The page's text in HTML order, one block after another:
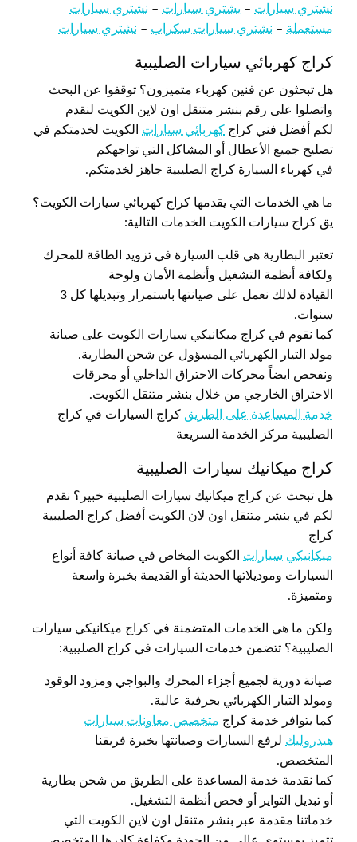
نشتري سيارات – يشتري سيارات – نشتري سيارات
مستعملة – نشتري سيارات سكراب – نشتري سيارات
كراج كهربائي سيارات الصليبية
هل تبحثون عن فنين كهرباء متميزون؟ توقفوا عن البحث
واتصلوا على رقم بنشر متنقل اون لاين الكويت لنقدم
لكم أفضل فني كراج كهربائي سيارات الكويت لخدمتكم في
تصليح جميع الأعطال أو المشاكل التي تواجهكم
في كهرباء السيارة كراج الصليبية جاهز لخدمتكم.
ما هي الخدمات التي يقدمها كراج كهربائي سيارات الكويت؟
يق كراج سيارات الكويت الخدمات التالية:
تعتبر البطارية هي قلب السيارة في تزويد الطاقة للمحرك
ولكافة أنظمة التشغيل وأنظمة الأمان ولوحة
القيادة لذلك نعمل على صيانتها باستمرار وتبديلها كل 3
سنوات.
كما نقوم في كراج ميكانيكي سيارات الكويت على صيانة
مولد التيار الكهربائي المسؤول عن شحن البطارية.
ونفحص ايضاً محركات الاحتراق الداخلي أو محرقات
الاحتراق الخارجي من خلال بنشر متنقل الكويت.
خدمة المساعدة على الطريق كراج السيارات في كراج
الصليبية مركز الخدمة السريعة
كراج ميكانيك سيارات الصليبية
هل تبحث عن كراج ميكانيك سيارات الصليبية خبير؟ نقدم
لكم في بنشر متنقل اون لان الكويت أفضل كراج الصليبية
كراج
ميكانيكي سيارات الكويت المخاص في صيانة كافة أنواع
السيارات وموديلاتها الحديثة أو القديمة بخبرة واسعة
ومتميزة.
ولكن ما هي الخدمات المتضمنة في كراج ميكانيكي سيارات
الصليبية؟ تتضمن خدمات السيارات في كراج الصليبية:
صيانة دورية لجميع أجزاء المحرك والبواجي ومزود الوقود
ومولد التيار الكهربائي بحرفية عالية.
كما يتوافر خدمة كراج متخصص معاونات سيارات
هيدروليك لرفع السيارات وصيانتها بخبرة فريقنا
المتخصص.
كما نقدمة خدمة المساعدة على الطريق من شحن بطارية
أو تبديل التواير أو فحص أنظمة التشغيل.
خدماتنا مقدمة عبر بنشر متنقل اون لاين الكويت التي